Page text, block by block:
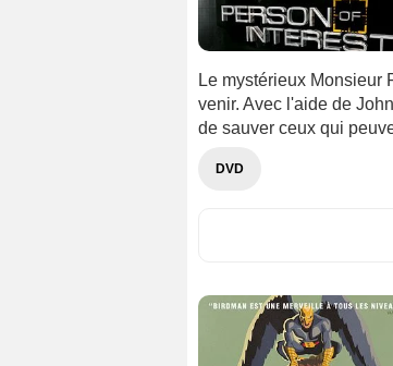
Le mystérieux Monsieur
venir. Avec l'aide de
de sauver ceux qui
DVD